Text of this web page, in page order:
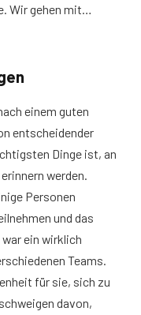
Wir gehen mit…
einem guten
entscheidender
Dinge ist, an
werden.
Personen
und das
ein wirklich
Teams.
für sie, sich zu
davon,